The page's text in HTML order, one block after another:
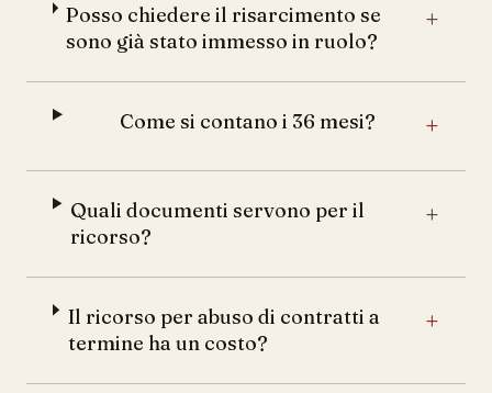
Posso chiedere il risarcimento se
sono già stato immesso in ruolo?
+
Come si contano i 36 mesi? +
Quali documenti servono per il
ricorso?
+
Il ricorso per abuso di contratti a
termine ha un costo?
+